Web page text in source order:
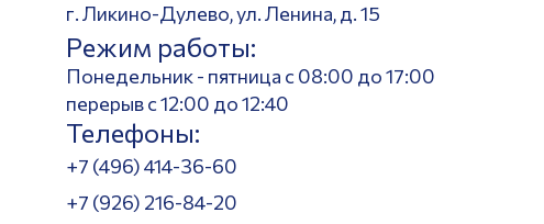
г. Ликино-Дулево, ул. Ленина, д. 15
Режим работы:
Понедельник - пятница с 08:00 до 17:00
перерыв с 12:00 до 12:40
Телефоны:
+7 (496) 414-36-60
+7 (926) 216-84-20